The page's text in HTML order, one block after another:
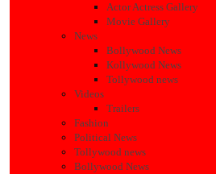
Actor Actress Gallery
Movie Gallery
News
Bollywood News
Kollywood News
Tollywood news
Videos
Trailers
Fashion
Political News
Tollywood news
Bollywood News